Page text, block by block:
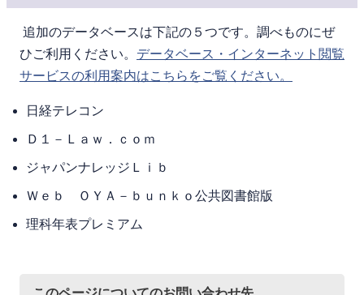
追加のデータベースは下記の５つです。調べものにぜ
ひご利用ください。 データベース・インターネット閲覧
サービスの利用案内はこちらをご覧ください。
日経テレコン
Ｄ１－Ｌａｗ．ｃｏｍ
ジャパンナレッジＬｉｂ
Ｗｅｂ ＯＹＡ－ｂｕｎｋｏ公共図書館版
理科年表プレミアム